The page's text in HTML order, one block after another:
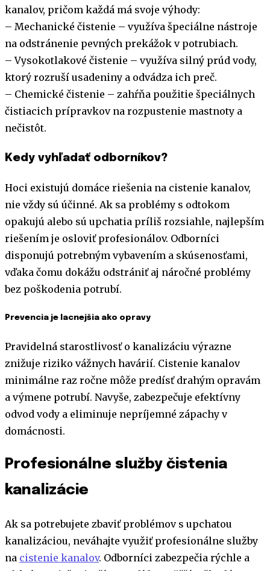
kanalov, pričom každá má svoje výhody:
– Mechanické čistenie – využíva špeciálne nástroje
na odstránenie pevných prekážok v potrubiach.
– Vysokotlakové čistenie – využíva silný prúd vody,
ktorý rozruší usadeniny a odvádza ich preč.
– Chemické čistenie – zahŕňa použitie špeciálnych
čistiacich prípravkov na rozpustenie mastnoty a
nečistôt.
Kedy vyhľadať odborníkov?
Hoci existujú domáce riešenia na cistenie kanalov,
nie vždy sú účinné. Ak sa problémy s odtokom
opakujú alebo sú upchatia príliš rozsiahle, najlepším
riešením je osloviť profesionálov. Odborníci
disponujú potrebným vybavením a skúsenosťami,
vďaka čomu dokážu odstrániť aj náročné problémy
bez poškodenia potrubí.
Prevencia je lacnejšia ako opravy
Pravidelná starostlivosť o kanalizáciu výrazne
znižuje riziko vážnych havárií. Cistenie kanalov
minimálne raz ročne môže predísť drahým opravám
a výmene potrubí. Navyše, zabezpečuje efektívny
odvod vody a eliminuje nepríjemné zápachy v
domácnosti.
Profesionálne služby čistenia
kanalizácie
Ak sa potrebujete zbaviť problémov s upchatou
kanalizáciou, neváhajte využiť profesionálne služby
na cistenie kanalov. Odborníci zabezpečia rýchle a